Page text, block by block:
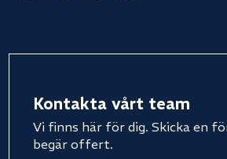
Kontakta vårt team
Vi finns här för dig. Skicka en
begär offert.